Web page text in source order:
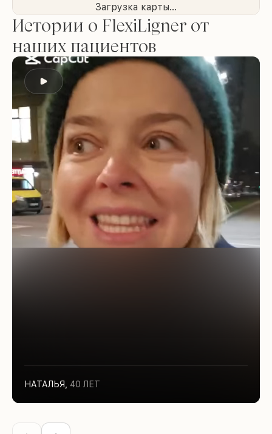
Загрузка карты...
Истории о FlexiLigner от
наших пациентов
НАТАЛЬЯ 40 ЛЕТ